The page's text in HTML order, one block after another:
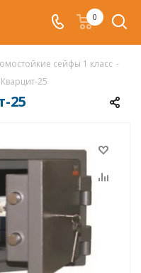
0
сейфы 1 класс -
25
25